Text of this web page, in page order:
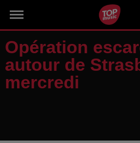
Opération
autour de
mercredi